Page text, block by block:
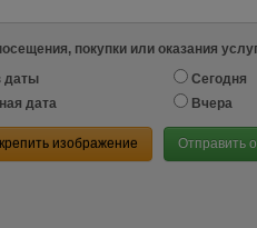
покупки или оказания
даты
Сегодня
дата
Вчера
изображение Отправить